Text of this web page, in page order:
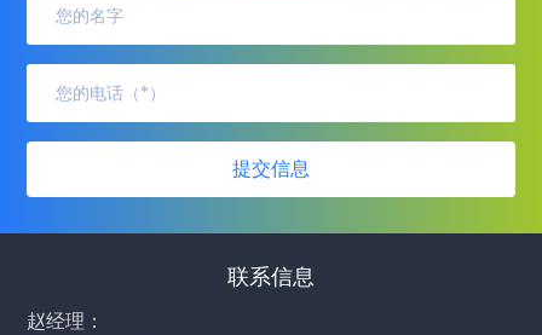
提交信息
联系信息
赵经理：